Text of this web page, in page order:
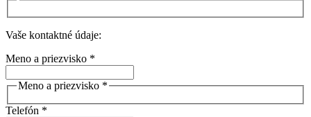
Vaše kontaktné údaje:
Meno a priezvisko *
Meno a priezvisko *
Telefón *